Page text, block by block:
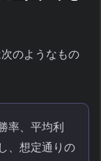
のようなもの
率、平均利
、想定通りの